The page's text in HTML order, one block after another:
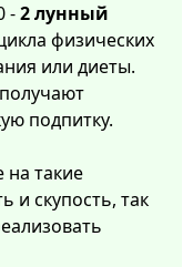
-2 лунный
физических
или диеты.
подпитку.
на такие
и скупость, так